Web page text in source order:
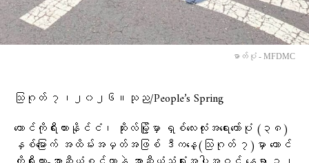
ဓာတ်ပုံ - MFDMC
သြဂုတ် ၇၊၂၀၂၆။သုည/People’s Spring
တောင်ကိုရီးယားနိုင်ငံ၊ ဆိုးလ်မြို့မှာ ရှစ်လေးလုံးအရေးတော်ပုံ (၃၈)
နှစ်မြောက် အထိမ်းအမှတ်အဖြစ် ဒီကနေ့(သြဂုတ် ၇)မှာ တောင်